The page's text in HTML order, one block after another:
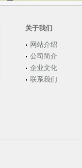
关于我们
网站介绍
公司简介
企业文化
联系我们